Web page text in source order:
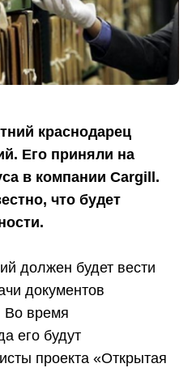
краснодарец
Его приняли на
в компании Cargill.
что будет
должен будет вести
документов
Во время
его будут
проекта «Открытая